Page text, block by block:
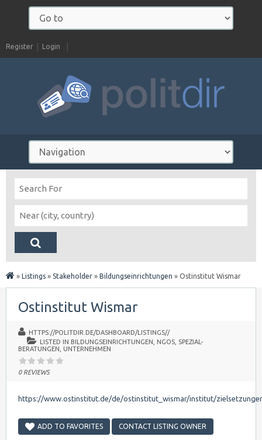
Register Login
» Listings » Stakeholder » Bildungseinrichtungen » Ostinstitut Wismar
Ostinstitut Wismar
HTTPS://POLITDIR.DE/DASHBOARD/LISTINGS//
LISTED IN BILDUNGSEINRICHTUNGEN NGOS SPEZIAL-
BERATUNGEN
UNTERNEHMEN
0 REVIEWS
https://www.ostinstitut.de/de/ostinstitut_wismar/institut/
ADD TO FAVORITES CONTACT LISTING OWNER